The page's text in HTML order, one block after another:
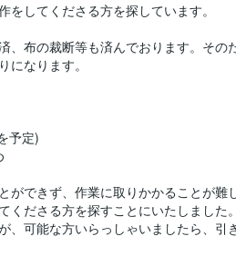
をしてくださる方を探しています。
、布の裁断等も済んでおります。その
になります。
予定)
ができず、作業に取りかかることが難
くださる方を探すことにいたしました。
、可能な方いらっしゃいましたら、引